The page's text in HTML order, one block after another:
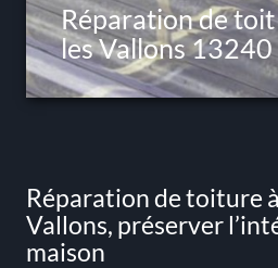
Réparation de toit
les Vallons 13240
Réparation de toiture
Vallons, préserver
maison